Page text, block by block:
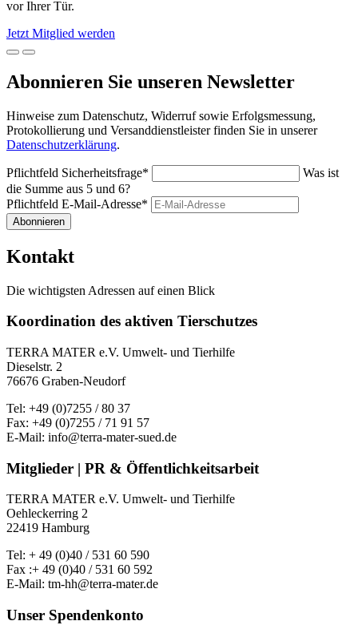
vor Ihrer Tür.
Jetzt Mitglied werden
Abonnieren Sie unseren Newsletter
Hinweise zum Datenschutz, Widerruf sowie Erfolgsmessung,
Protokollierung und Versanddienstleister finden Sie in unserer
Datenschutzerklärung.
Pflichtfeld Sicherheitsfrage*
Was ist
die Summe aus 5 und 6?
Pflichtfeld E-Mail-Adresse*
Abonnieren
Kontakt
Die wichtigsten Adressen auf einen Blick
Koordination des aktiven Tierschutzes
TERRA MATER e.V. Umwelt- und Tierhilfe
Dieselstr. 2
76676 Graben-Neudorf
Tel: +49 (0)7255 / 80 37
Fax: +49 (0)7255 / 71 91 57
E-Mail: info@terra-mater-sued.de
Mitglieder | PR & Öffentlichkeitsarbeit
TERRA MATER e.V. Umwelt- und Tierhilfe
Oehleckerring 2
22419 Hamburg
Tel: + 49 (0)40 / 531 60 590
Fax :+ 49 (0)40 / 531 60 592
E-Mail: tm-hh@terra-mater.de
Unser Spendenkonto